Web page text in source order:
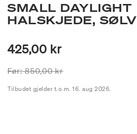
SMALL DAYLIGHT
HALSKJEDE, SØLV
425,00 kr
Prisen er nedsatt fra
Før:850,00 krtil
Tilbudet gjelder t.o.m. 16. aug 2026.